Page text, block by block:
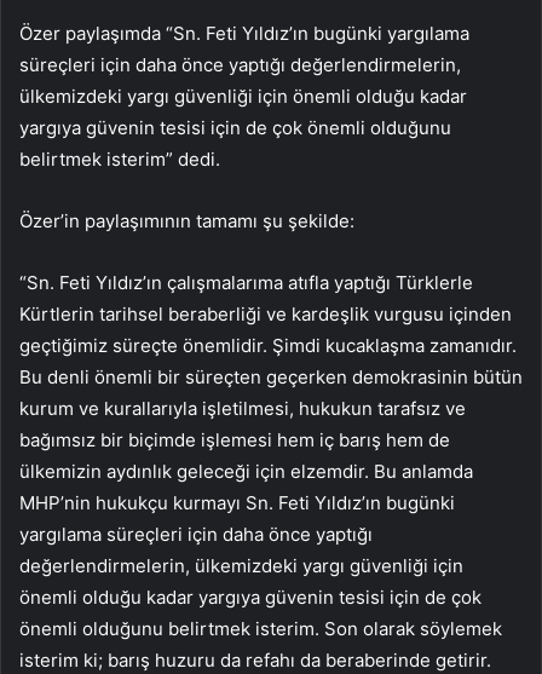
Özer paylaşımda “Sn. Feti Yıldız’ın bugünki yargılama
süreçleri için daha önce yaptığı değerlendirmelerin,
ülkemizdeki yargı güvenliği için önemli olduğu kadar
yargıya güvenin tesisi için de çok önemli olduğunu
belirtmek isterim” dedi.
Özer’in paylaşımının tamamı şu şekilde:
“Sn. Feti Yıldız’ın çalışmalarıma atıfla yaptığı Türklerle
Kürtlerin tarihsel beraberliği ve kardeşlik vurgusu içinden
geçtiğimiz süreçte önemlidir. Şimdi kucaklaşma zamanıdır.
Bu denli önemli bir süreçten geçerken demokrasinin bütün
kurum ve kurallarıyla işletilmesi, hukukun tarafsız ve
bağımsız bir biçimde işlemesi hem iç barış hem de
ülkemizin aydınlık geleceği için elzemdir. Bu anlamda
MHP’nin hukukçu kurmayı Sn. Feti Yıldız’ın bugünki
yargılama süreçleri için daha önce yaptığı
değerlendirmelerin, ülkemizdeki yargı güvenliği için
önemli olduğu kadar yargıya güvenin tesisi için de çok
önemli olduğunu belirtmek isterim. Son olarak söylemek
isterim ki; barış huzuru da refahı da beraberinde getirir.